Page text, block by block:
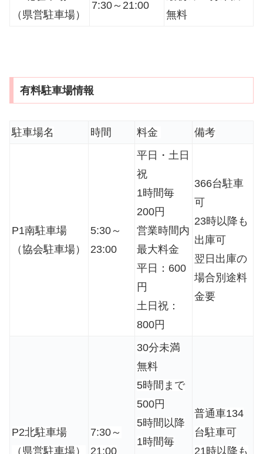
（県営駐車場）
7:30～21:00
無料
有料駐車場情報
駐車場名 時間 料金 備考
P1南駐車場
（協会駐車場）
5:30～
23:00
平日・土日
祝
1時間毎
200円
営業時間内
最大料金
平日：600
円
土日祝：
800円
366台駐車
可
23時以降も
出庫可
翌日出庫の
場合別途料
金要
P2北駐車場
（県営駐車場）
7:30～
21:00
30分未満
無料
5時間まで
500円
5時間以降
1時間毎
普通車134
台駐車可
21時以降も